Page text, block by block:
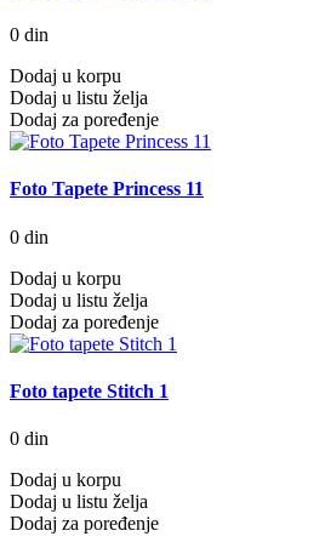
0 din
Dodaj u korpu
Dodaj u listu želja
Dodaj za poređenje
Foto Tapete Princess 11
0 din
Dodaj u korpu
Dodaj u listu želja
Dodaj za poređenje
Foto tapete Stitch 1
0 din
Dodaj u korpu
Dodaj u listu želja
Dodaj za poređenje